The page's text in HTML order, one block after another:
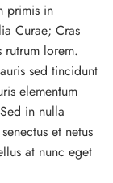
primis in
Curae; Cras
rutrum lorem.
sed tincidunt
elementum
in nulla
et netus
at nunc eget